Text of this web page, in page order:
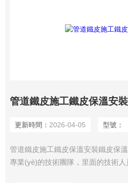
管道鐵皮施工鐵皮保溫安裝
更新時間： 2026-04-05 型號：
管道鐵皮施工鐵皮保溫安裝鐵皮保
專業(yè)的技術團隊，里面的技術